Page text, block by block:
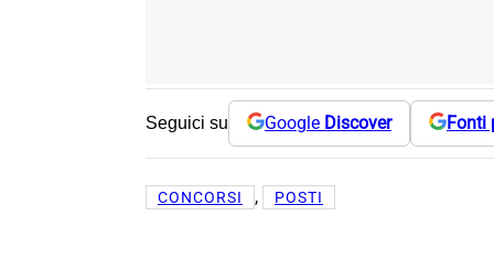
Seguici su Google Discover Fonti
CONCORSI , POSTI